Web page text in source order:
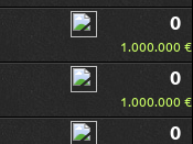
0
1.000.000 €
0
1.000.000 €
0